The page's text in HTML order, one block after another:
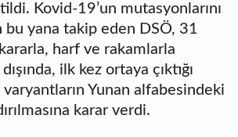
Kovid-19’un mutasyonlarını
bu yana takip eden DSÖ, 31
kararla, harf ve rakamlarla
ilk kez ortaya çıktığı
varyantların Yunan alfabesindeki
karar verdi.